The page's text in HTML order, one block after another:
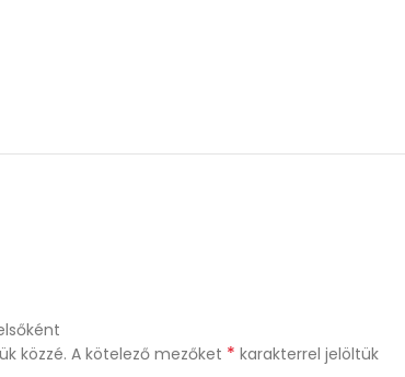
közzé. A kötelező mezőket * karakterrel jelöltük